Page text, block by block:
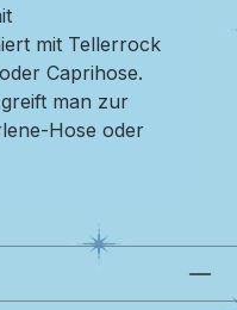
mit Tellerrock
Caprihose.
man zur
Hose oder